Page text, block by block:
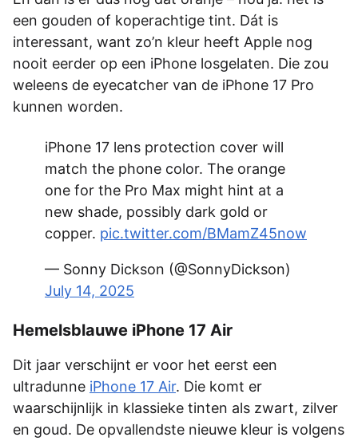
een gouden of koperachtige tint. Dát is
interessant, want zo’n kleur heeft Apple nog
nooit eerder op een iPhone losgelaten. Die zou
weleens de eyecatcher van de iPhone 17 Pro
kunnen worden.
iPhone 17 lens protection cover will
match the phone color. The orange
one for the Pro Max might hint at a
new shade, possibly dark gold or
copper. pic.twitter.com/BMamZ45now
— Sonny Dickson (@SonnyDickson)
July 14, 2025
Hemelsblauwe iPhone 17 Air
Dit jaar verschijnt er voor het eerst een
ultradunne iPhone 17 Air. Die komt er
waarschijnlijk in klassieke tinten als zwart, zilver
en goud. De opvallendste nieuwe kleur is volgens